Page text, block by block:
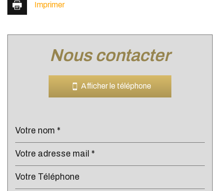
Leaflet |©JawgMaps|© OpenStreetMap
Enseignement supérieur
Imprimer
nous contacter
Afficher le téléphone